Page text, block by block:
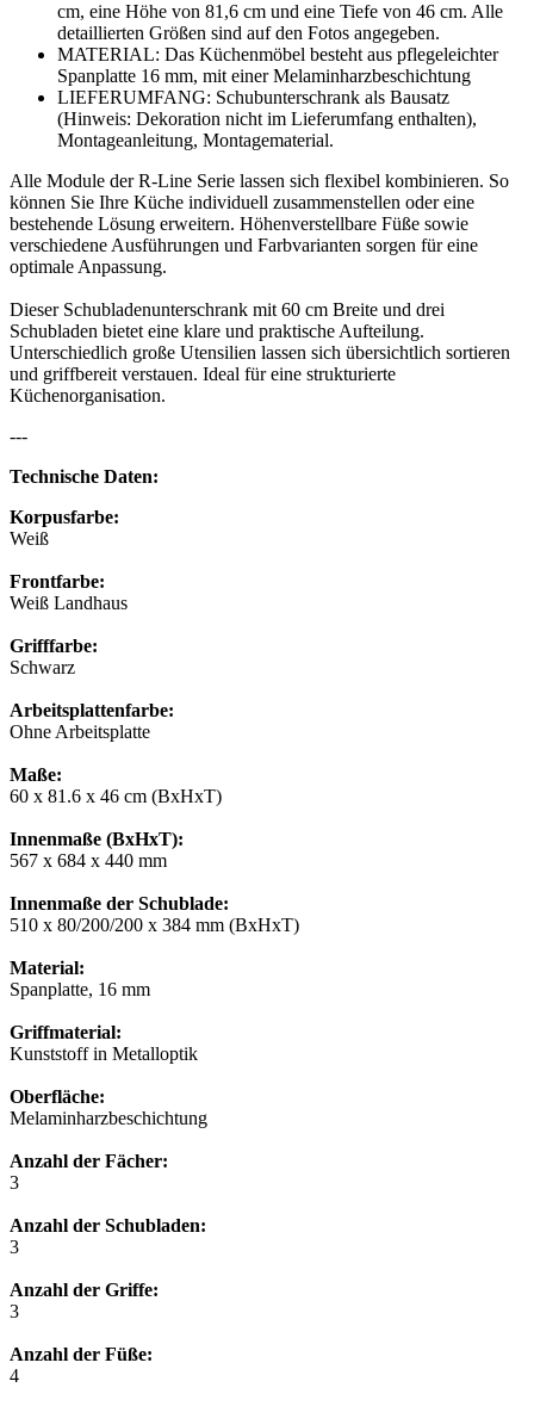
cm, eine Höhe von 81,6 cm und eine Tiefe von 46 cm. Alle
detaillierten Größen sind auf den Fotos angegeben.
MATERIAL: Das Küchenmöbel besteht aus pflegeleichter
Spanplatte 16 mm, mit einer Melaminharzbeschichtung
LIEFERUMFANG: Schubunterschrank als Bausatz
(Hinweis: Dekoration nicht im Lieferumfang enthalten),
Montageanleitung, Montagematerial.
Alle Module der R-Line Serie lassen sich flexibel kombinieren. So
können Sie Ihre Küche individuell zusammenstellen oder eine
bestehende Lösung erweitern. Höhenverstellbare Füße sowie
verschiedene Ausführungen und Farbvarianten sorgen für eine
optimale Anpassung.
Dieser Schubladenunterschrank mit 60 cm Breite und drei
Schubladen bietet eine klare und praktische Aufteilung.
Unterschiedlich große Utensilien lassen sich übersichtlich sortieren
und griffbereit verstauen. Ideal für eine strukturierte
Küchenorganisation.
---
Technische Daten:
Korpusfarbe:
Weiß
Frontfarbe:
Weiß Landhaus
Grifffarbe:
Schwarz
Arbeitsplattenfarbe:
Ohne Arbeitsplatte
Maße:
60 x 81.6 x 46 cm (BxHxT)
Innenmaße (BxHxT):
567 x 684 x 440 mm
Innenmaße der Schublade:
510 x 80/200/200 x 384 mm (BxHxT)
Material:
Spanplatte, 16 mm
Griffmaterial:
Kunststoff in Metalloptik
Oberfläche:
Melaminharzbeschichtung
Anzahl der Fächer:
3
Anzahl der Schubladen:
3
Anzahl der Griffe:
3
Anzahl der Füße:
4